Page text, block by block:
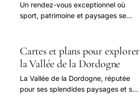
Un rendez-vous exceptionnel où
sport, patrimoine et paysages se
annonce comme.
Cartes et plans pour explorer
la Vallée de la Dordogne
La Vallée de la Dordogne, réputée
pour ses splendides paysages et son